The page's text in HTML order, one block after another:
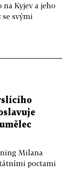
na Kyjev a jeho
svými
Milana
poctami